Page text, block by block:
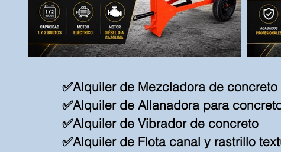
✅Alquiler de Mezcladora de
✅Alquiler de Allanadora para
✅Alquiler de Vibrador de concreto
✅Alquiler de Flota canal y rastrillo